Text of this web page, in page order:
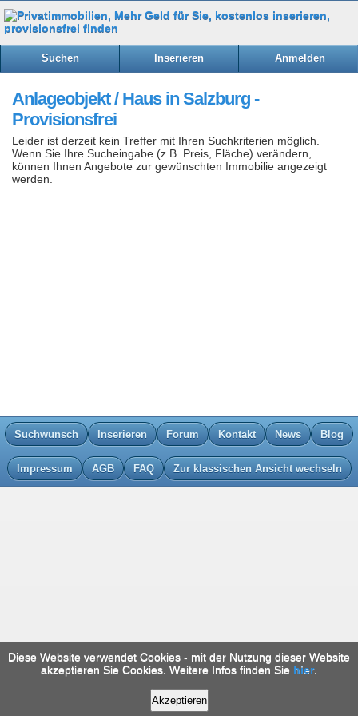
Suchen Inserieren Anmelden
Anlageobjekt / Haus in Salzburg -
Provisionsfrei
Leider ist derzeit kein Treffer mit Ihren Suchkriterien möglich.
Wenn Sie Ihre Sucheingabe (z.B. Preis, Fläche) verändern,
können Ihnen Angebote zur gewünschten Immobilie angezeigt
werden.
Suchwunsch Inserieren Forum Kontakt News Blog
Impressum AGB FAQ Zur klassischen Ansicht wechseln
Diese Website verwendet Cookies - mit der Nutzung dieser Website
akzeptieren Sie Cookies. Weitere Infos finden Sie hier.